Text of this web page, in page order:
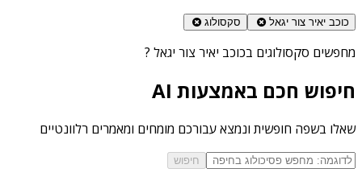
כוכב יאיר צור יגאל סקסולוג
מחפשים סקסולוגים בכוכב יאיר צור יגאל ?
חיפוש חכם באמצעות AI
שאלו בשפה חופשית ונמצא עבורכם מומחים ומאמרים רלוונטיים
חיפוש